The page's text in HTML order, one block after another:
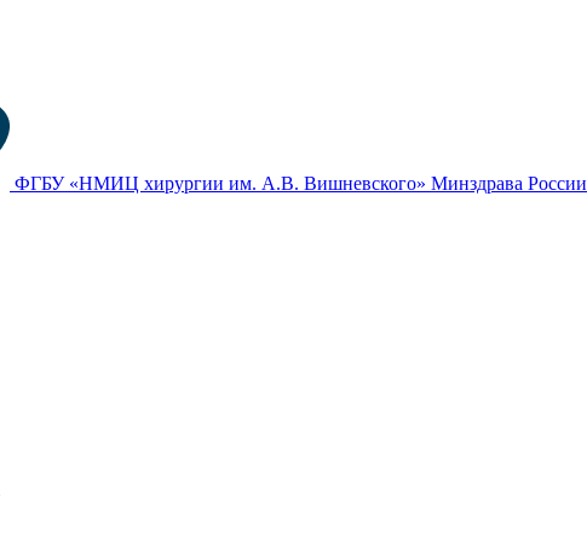
ФГБУ «НМИЦ хирургии им. А.В. Вишневского» Минздрава России